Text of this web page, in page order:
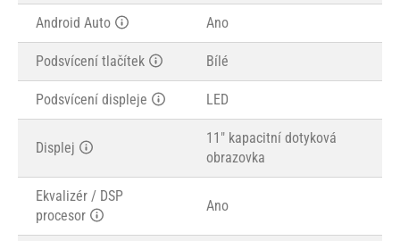
Android Auto Ano
Podsvícení tlačítek Bílé
Podsvícení displeje LED
Displej
11" kapacitní dotyková
obrazovka
Ekvalizér / DSP
procesor
Ano